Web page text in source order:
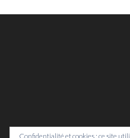
Confidentialité et cookies : ce site